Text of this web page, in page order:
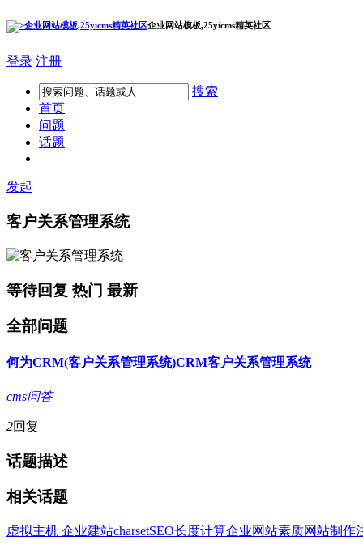
企业网站模板,25yicms精英社区
登录 注册
搜索
首页
问题
话题
发起
客户关系管理系统
等待回复 热门 最新
全部问题
何为CRM(客户关系管理系统)CRM客户关系管理系统
cms问答
2回复
话题描述
相关话题
虚拟主机 企业建站charsetSEO长度计算企业网站素质网站制作